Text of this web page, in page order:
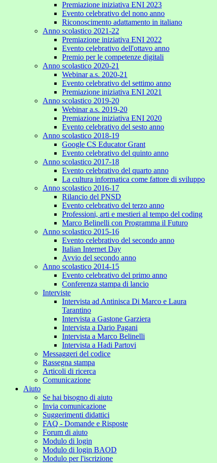
Premiazione iniziativa ENI 2023
Evento celebrativo del nono anno
Riconoscimento adattamento in italiano
Anno scolastico 2021-22
Premiazione iniziativa ENI 2022
Evento celebrativo dell'ottavo anno
Premio per le competenze digitali
Anno scolastico 2020-21
Webinar a.s. 2020-21
Evento celebrativo del settimo anno
Premiazione iniziativa ENI 2021
Anno scolastico 2019-20
Webinar a.s. 2019-20
Premiazione iniziativa ENI 2020
Evento celebrativo del sesto anno
Anno scolastico 2018-19
Google CS Educator Grant
Evento celebrativo del quinto anno
Anno scolastico 2017-18
Evento celebrativo del quarto anno
La cultura informatica come fattore di sviluppo
Anno scolastico 2016-17
Rilancio del PNSD
Evento celebrativo del terzo anno
Professioni, arti e mestieri al tempo del coding
Marco Belinelli con Programma il Futuro
Anno scolastico 2015-16
Evento celebrativo del secondo anno
Italian Internet Day
Avvio del secondo anno
Anno scolastico 2014-15
Evento celebrativo del primo anno
Conferenza stampa di lancio
Interviste
Intervista ad Antinisca Di Marco e Laura
Tarantino
Intervista a Gastone Garziera
Intervista a Dario Pagani
Intervista a Marco Belinelli
Intervista a Hadi Partovi
Messaggeri del codice
Rassegna stampa
Articoli di ricerca
Comunicazione
Aiuto
Se hai bisogno di aiuto
Invia comunicazione
Suggerimenti didattici
FAQ - Domande e Risposte
Forum di aiuto
Modulo di login
Modulo di login BAOD
Modulo per l'iscrizione